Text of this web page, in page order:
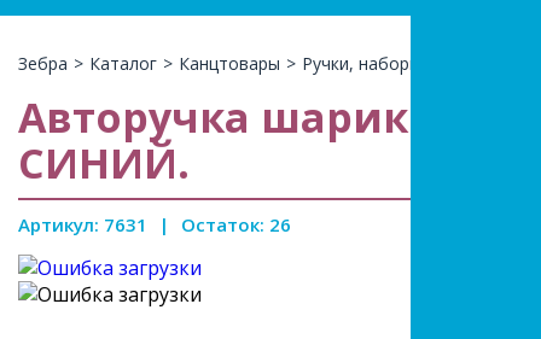
Зебра > Каталог > Канцтовары > Ручки, наборы
Авторучка
СИНИЙ.
Артикул: 7631 | Остаток: 26